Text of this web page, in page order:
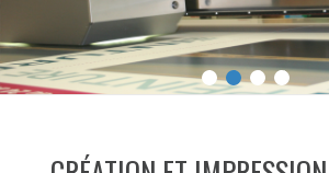
1 2 3 4